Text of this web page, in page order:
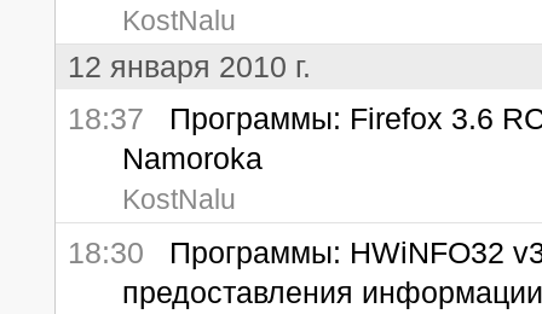
KostNalu
12 января 2010 г.
18:37 Программы: Firefox 3.6
Namoroka
KostNalu
18:30 Программы: HWiNFO32
предоставления